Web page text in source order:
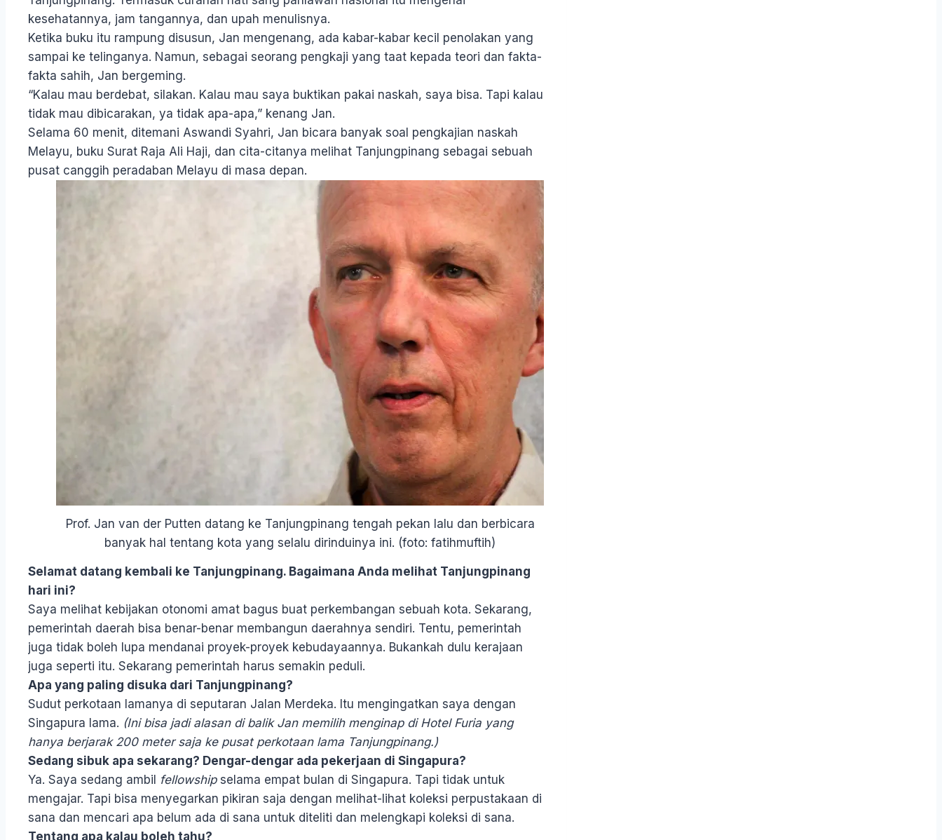
kesehatannya, jam tangannya, dan upah menulisnya.
Ketika buku itu rampung disusun, Jan mengenang, ada kabar-kabar kecil penolakan yang
sampai ke telinganya. Namun, sebagai seorang pengkaji yang taat kepada teori dan fakta-
fakta sahih, Jan bergeming.
“Kalau mau berdebat, silakan. Kalau mau saya buktikan pakai naskah, saya bisa. Tapi kalau
tidak mau dibicarakan, ya tidak apa-apa,” kenang Jan.
Selama 60 menit, ditemani Aswandi Syahri, Jan bicara banyak soal pengkajian naskah
Melayu, buku Surat Raja Ali Haji, dan cita-citanya melihat Tanjungpinang sebagai sebuah
pusat canggih peradaban Melayu di masa depan.
Prof. Jan van der Putten datang ke Tanjungpinang tengah pekan lalu dan berbicara
banyak hal tentang kota yang selalu dirinduinya ini. (foto: fatihmuftih)
Selamat datang kembali ke Tanjungpinang. Bagaimana Anda melihat Tanjungpinang
hari ini?
Saya melihat kebijakan otonomi amat bagus buat perkembangan sebuah kota. Sekarang,
pemerintah daerah bisa benar-benar membangun daerahnya sendiri. Tentu, pemerintah
juga tidak boleh lupa mendanai proyek-proyek kebudayaannya. Bukankah dulu kerajaan
juga seperti itu. Sekarang pemerintah harus semakin peduli.
Apa yang paling disuka dari Tanjungpinang?
Sudut perkotaan lamanya di seputaran Jalan Merdeka. Itu mengingatkan saya dengan
Singapura lama. (Ini bisa jadi alasan di balik Jan memilih menginap di Hotel Furia yang
hanya berjarak 200 meter saja ke pusat perkotaan lama Tanjungpinang.)
Sedang sibuk apa sekarang? Dengar-dengar ada pekerjaan di Singapura?
Ya. Saya sedang ambil fellowshipselama empat bulan di Singapura. Tapi tidak untuk
mengajar. Tapi bisa menyegarkan pikiran saja dengan melihat-lihat koleksi perpustakaan di
sana dan mencari apa belum ada di sana untuk diteliti dan melengkapi koleksi di sana.
Tentang apa kalau boleh tahu?